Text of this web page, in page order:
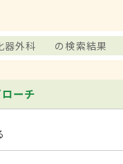
器外科 の検索結果
ーチ